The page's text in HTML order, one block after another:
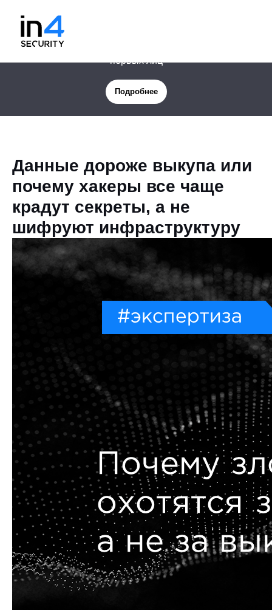
Новая услуга: Цифровая защита менеджмента и
первых лиц
Подробнее
Данные дороже выкупа или
почему хакеры все чаще
крадут секреты, а не
шифруют инфраструктуру